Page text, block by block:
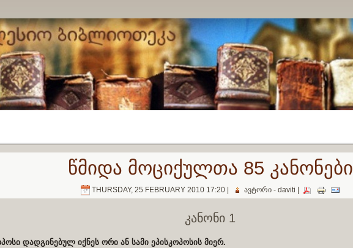
წმიდა მოციქულთა 85 კანონები
THURSDAY, 25 FEBRUARY 2010 17:20 | ავტორი - daviti |
კანონი 1
დადგინებულ იქნეს ორი ან სამი ეპისკოპოსის მიერ.